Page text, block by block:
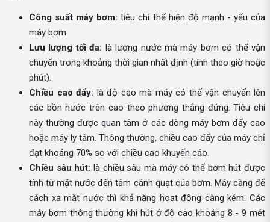
Công suất máy bơm: tiêu chí thể hiện độ mạnh - yếu của
máy bơm.
Lưu lượng tối đa: là lượng nước mà máy bơm có thể vận
chuyển trong khoảng thời gian nhất định (tính theo giờ hoặc
phút).
Chiều cao đẩy: là độ cao mà máy có thể vận chuyển lên
các bồn nước trên cao theo phương thẳng đứng. Tiêu chí
này thường được quan tâm ở các dòng máy bơm đẩy cao
hoặc máy ly tâm. Thông thường, chiều cao đẩy của máy chỉ
đạt khoảng 70% so với chiều cao khuyến cáo.
Chiều sâu hút: là chiều sâu mà máy có thể bơm hút được
tính từ mặt nước đến tâm cánh quạt của bơm. Máy càng để
cách xa mặt nước thì khả năng hoạt động càng kém. Các
máy bơm thông thường khi hút ở độ cao khoảng 8 - 9 mét